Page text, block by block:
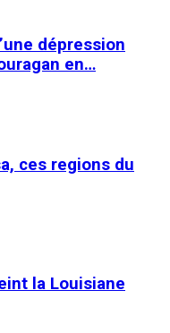
dépression
en…
ces regions du
la Louisiane